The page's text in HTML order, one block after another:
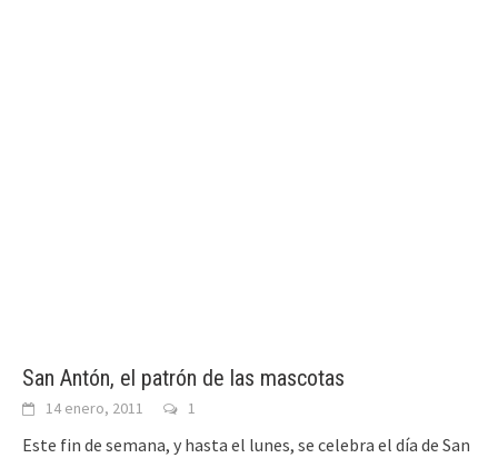
San Antón, el patrón de las mascotas
14 enero, 2011 1
Este fin de semana, y hasta el lunes, se celebra el día de San